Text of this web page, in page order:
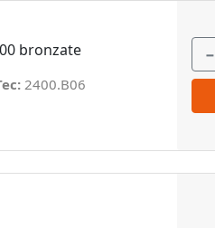
bronzate
2400.B06
−